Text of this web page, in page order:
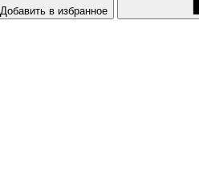
Добавить в избранное